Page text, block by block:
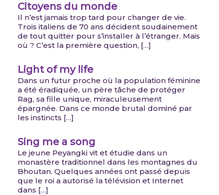
Citoyens du monde
Il n’est jamais trop tard pour changer de vie.
Trois italiens de 70 ans décident soudainement
de tout quitter pour s’installer à l’étranger. Mais
où ? C’est la première question, […]
Light of my life
Dans un futur proche où la population féminine
a été éradiquée, un père tâche de protéger
Rag, sa fille unique, miraculeusement
épargnée. Dans ce monde brutal dominé par
les instincts […]
Sing me a song
Le jeune Peyangki vit et étudie dans un
monastère traditionnel dans les montagnes du
Bhoutan. Quelques années ont passé depuis
que le roi a autorisé la télévision et Internet
dans […]